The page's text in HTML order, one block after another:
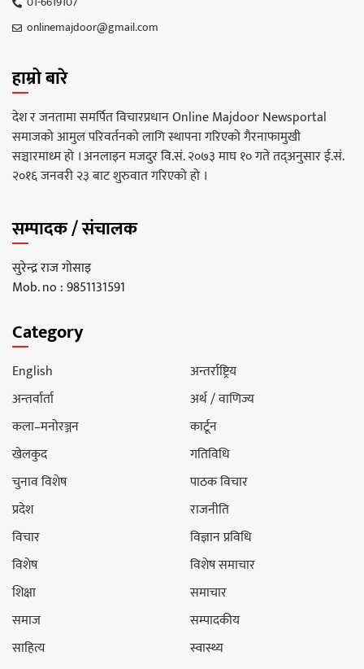
onlinemajdoor@gmail.com
हाम्रो बारे
देश र जनतामा समर्पित विचारप्रधान Online Majdoor Newsportal
समाजको आमुल परिवर्तनको लागि स्थापना गरिएको गैरनाफामुखी
सञ्चारमाध्म हो । अनलाइन मजदुर वि.सं. २०७३ माघ १० गते तद्अनुसार ई.सं.
२०१६ जनवरी २३ बाट शुरुवात गरिएको हो ।
सम्पादक / संचालक
सुरेन्द्र राज गोसाइ
Mob. no : 9851131591
Category
English
अन्तर्राष्ट्रिय
अन्तर्वार्ता
अर्थ / वाणिज्य
कला–मनोरञ्जन
कार्टून
खेलकुद
गतिविधि
चुनाव विशेष
पाठक विचार
प्रदेश
राजनीति
विचार
विज्ञान प्रविधि
विशेष
विशेष समाचार
शिक्षा
समाचार
समाज
सम्पादकीय
साहित्य
स्वास्थ्य